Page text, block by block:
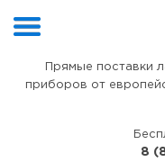
Прямые поставки
приборов от
8